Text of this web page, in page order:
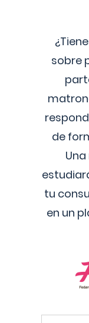
sobre
de
tu
en un